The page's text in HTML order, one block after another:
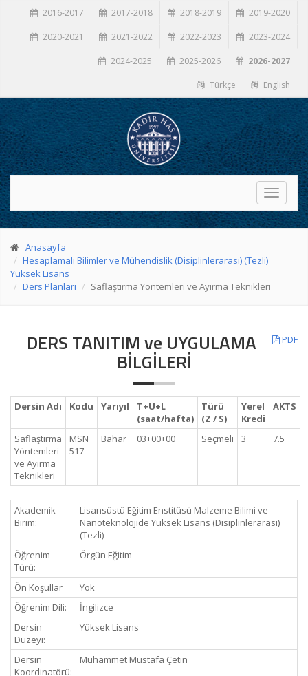
2016-2017 2017-2018 2018-2019 2019-2020
2020-2021 2021-2022 2022-2023 2023-2024
2024-2025 2025-2026 2026-2027
Türkçe English
Toggle
Anasayfa
Hesaplamalı Bilimler ve Mühendislik (Disiplinlerarası) (Tezli)
Yüksek Lisans
Ders Planları
Saflaştırma Yöntemleri ve Ayırma Teknikleri
PDF
DERS TANITIM ve UYGULAMA
BİLGİLERİ
Dersin Adı Kodu Yarıyıl
T+U+L
(saat/hafta)
Türü
(Z / S)
Yerel
Kredi
AKTS
Saflaştırma
Yöntemleri
ve Ayırma
Teknikleri
MSN
517
Bahar 03+00+00 Seçmeli 3 7.5
Akademik
Birim:
Lisansüstü Eğitim Enstitüsü Malzeme Bilimi ve
Nanoteknolojide Yüksek Lisans (Disiplinlerarası)
(Tezli)
Öğrenim
Türü:
Örgün Eğitim
Ön Koşullar
Yok
Öğrenim Dili:
İngilizce
Dersin
Düzeyi:
Yüksek Lisans
Dersin
Koordinatörü:
Muhammet Mustafa Çetin